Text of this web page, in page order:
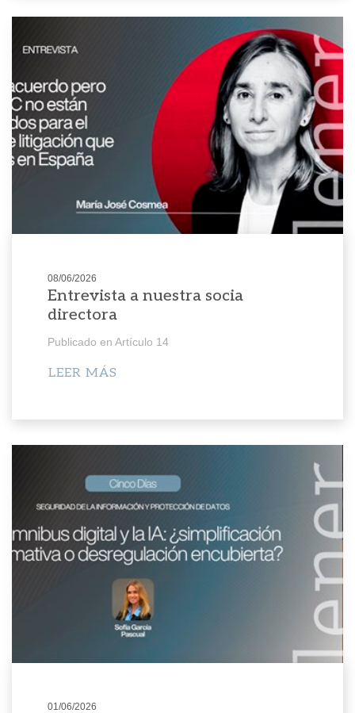
08/06/2026
Entrevista a nuestra socia
directora
Publicado en Artículo 14
LEER MÁS
01/06/2026